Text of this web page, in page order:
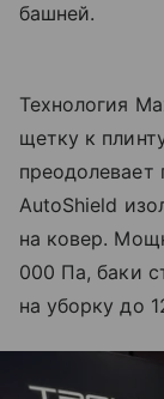
башней.
Технология
щетку к
AutoShield
на ковер.
000 Па, баки
на уборку до